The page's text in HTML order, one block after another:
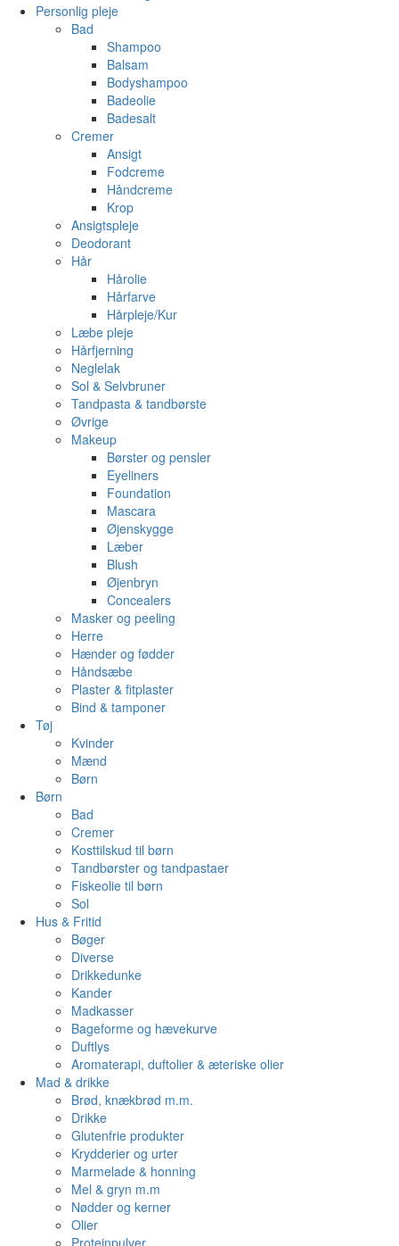
Personlig pleje
Bad
Shampoo
Balsam
Bodyshampoo
Badeolie
Badesalt
Cremer
Ansigt
Fodcreme
Håndcreme
Krop
Ansigtspleje
Deodorant
Hår
Hårolie
Hårfarve
Hårpleje/Kur
Læbe pleje
Hårfjerning
Neglelak
Sol & Selvbruner
Tandpasta & tandbørste
Øvrige
Makeup
Børster og pensler
Eyeliners
Foundation
Mascara
Øjenskygge
Læber
Blush
Øjenbryn
Concealers
Masker og peeling
Herre
Hænder og fødder
Håndsæbe
Plaster & fitplaster
Bind & tamponer
Tøj
Kvinder
Mænd
Børn
Børn
Bad
Cremer
Kosttilskud til børn
Tandbørster og tandpastaer
Fiskeolie til børn
Sol
Hus & Fritid
Bøger
Diverse
Drikkedunke
Kander
Madkasser
Bageforme og hævekurve
Duftlys
Aromaterapi, duftolier & æteriske olier
Mad & drikke
Brød, knækbrød m.m.
Drikke
Glutenfrie produkter
Krydderier og urter
Marmelade & honning
Mel & gryn m.m
Nødder og kerner
Olier
Proteinpulver